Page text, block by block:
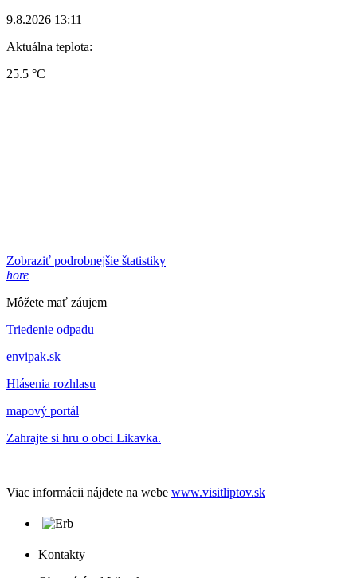
9.8.2026 13:11
Aktuálna teplota:
25.5 °C
Zobraziť podrobnejšie štatistiky
hore
Môžete mať záujem
Triedenie odpadu
envipak.sk
Hlásenia rozhlasu
mapový portál
Zahrajte si hru o obci Likavka.
Viac informácii nájdete na webe www.visitliptov.sk
Kontakty